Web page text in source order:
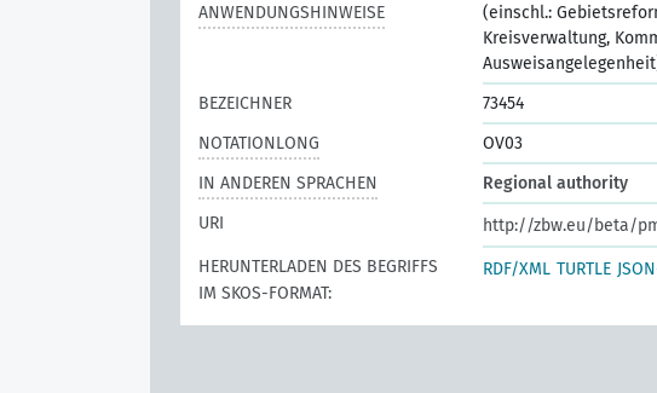
ANWENDUNGSHINWEISE
(einschl.:
Kreisverwaltung,
BEZEICHNER
73454
NOTATIONLONG
OV03
IN ANDEREN SPRACHEN
Regional authority
URI
http://zbw.eu/beta/
HERUNTERLADEN DES BEGRIFFS
IM SKOS-FORMAT:
RDF/XML TURTLE